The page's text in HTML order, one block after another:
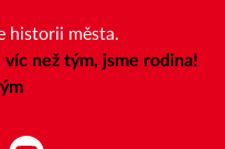
historii města.
než tým, jsme rodina!